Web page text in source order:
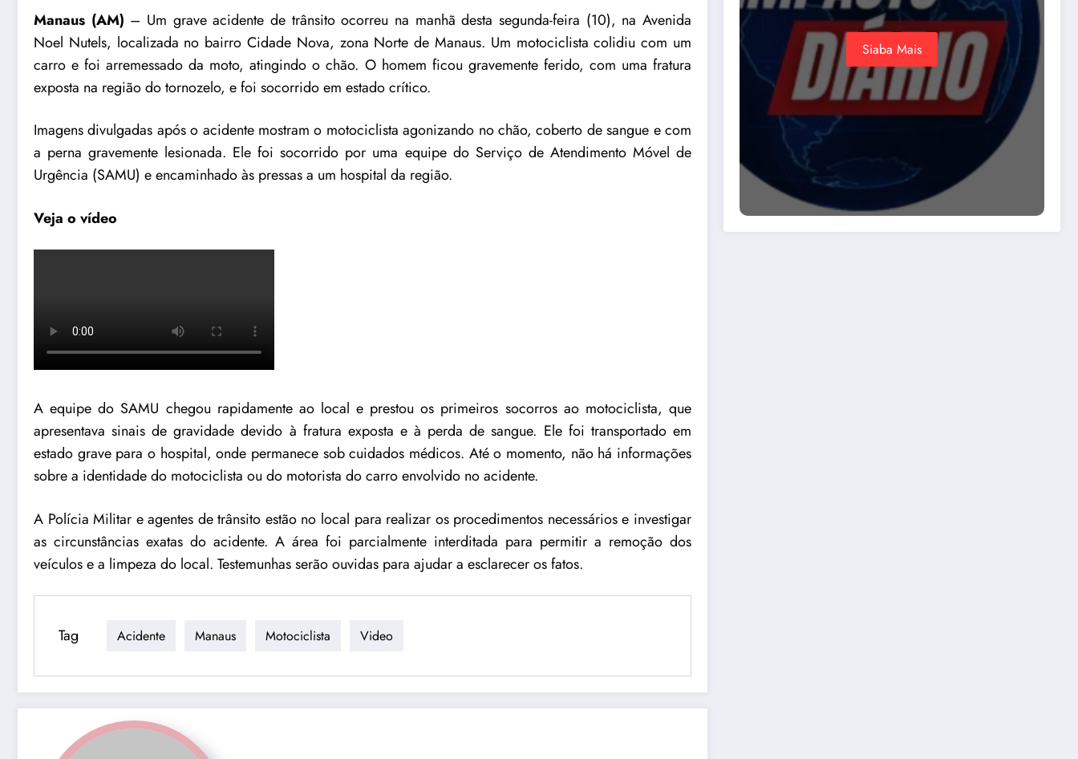
Manaus (AM) – Um grave acidente de trânsito ocorreu na manhã desta segunda-feira (10), na Avenida
Noel Nutels, localizada no bairro Cidade Nova, zona Norte de Manaus. Um motociclista colidiu com um
carro e foi arremessado da moto, atingindo o chão. O homem ficou gravemente ferido, com uma fratura
exposta na região do tornozelo, e foi socorrido em estado crítico.
Imagens divulgadas após o acidente mostram o motociclista agonizando no chão, coberto de sangue e com
a perna gravemente lesionada. Ele foi socorrido por uma equipe do Serviço de Atendimento Móvel de
Urgência (SAMU) e encaminhado às pressas a um hospital da região.
Veja o vídeo
A equipe do SAMU chegou rapidamente ao local e prestou os primeiros socorros ao motociclista, que
apresentava sinais de gravidade devido à fratura exposta e à perda de sangue. Ele foi transportado em
estado grave para o hospital, onde permanece sob cuidados médicos. Até o momento, não há informações
sobre a identidade do motociclista ou do motorista do carro envolvido no acidente.
A Polícia Militar e agentes de trânsito estão no local para realizar os procedimentos necessários e investigar
as circunstâncias exatas do acidente. A área foi parcialmente interditada para permitir a remoção dos
veículos e a limpeza do local. Testemunhas serão ouvidas para ajudar a esclarecer os fatos.
Tag Acidente Manaus Motociclista Video
Siaba Mais